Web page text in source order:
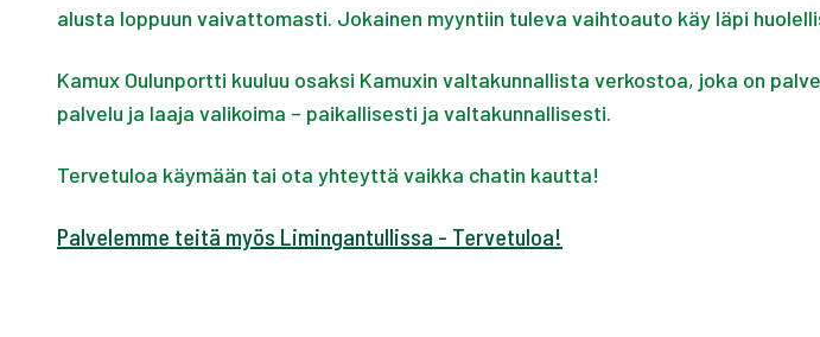
alusta loppuun vaivattomasti. Jokainen myyntiin tuleva vaihtoauto käy läpi
Kamux Oulunportti kuuluu osaksi Kamuxin valtakunnallista verkostoa, joka on
palvelu ja laaja valikoima – paikallisesti ja valtakunnallisesti.
Tervetuloa käymään tai ota yhteyttä vaikka chatin kautta!
Palvelemme teitä myös Limingantullissa - Tervetuloa!